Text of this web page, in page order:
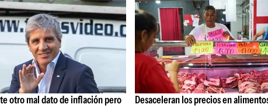
Unidos
otro mal dato de inflación pero
Desaceleran los precios en